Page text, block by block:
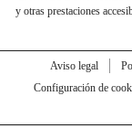
y otras prestaciones
Aviso legal
Configuración de